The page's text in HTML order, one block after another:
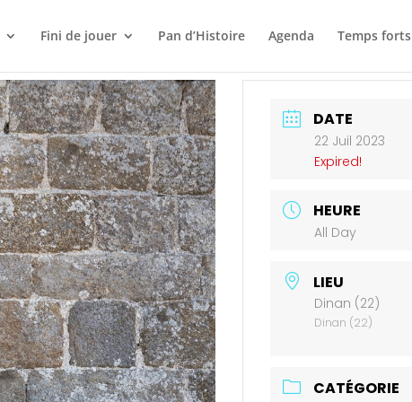
Fini de jouer Pan d’Histoire Agenda Temps forts
DATE
22 Juil 2023
Expired!
HEURE
All Day
LIEU
Dinan (22)
Dinan (22)
CATÉGORIE